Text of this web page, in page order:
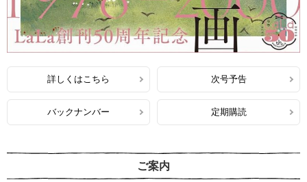
詳しくはこちら 次号予告
バックナンバー 定期購読
ご案内